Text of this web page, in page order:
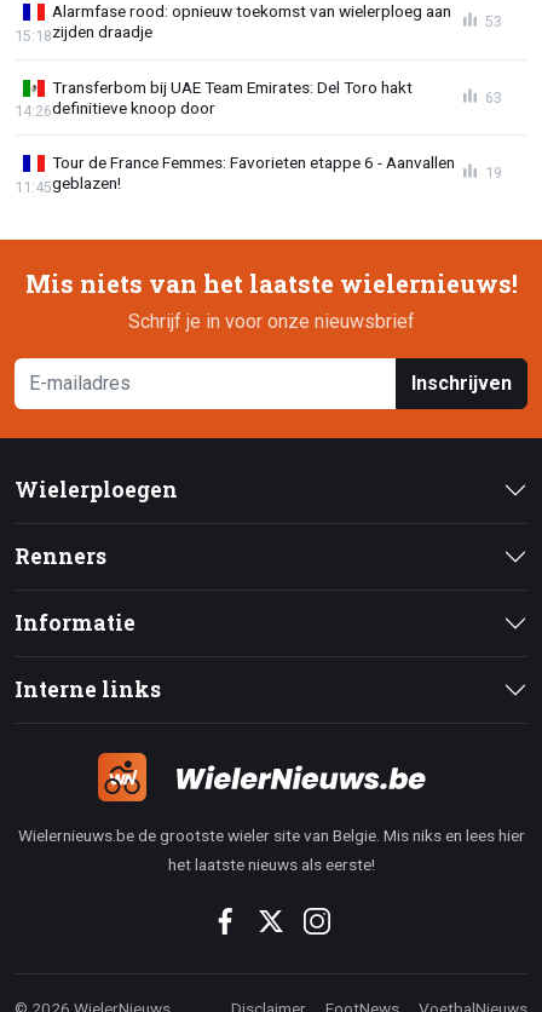
Alarmfase rood: opnieuw toekomst van wielerploeg aan
zijden draadje
15:18
53
Transferbom bij UAE Team Emirates: Del Toro hakt
definitieve knoop door
14:26
63
Tour de France Femmes: Favorieten etappe 6 - Aanvallen
geblazen!
11:45
19
Mis niets van het laatste wielernieuws!
Schrijf je in voor onze nieuwsbrief
Inschrijven
Wielerploegen
Renners
Informatie
Interne links
Wielernieuws.be de grootste wieler site van Belgie. Mis niks en lees hier
het laatste nieuws als eerste!